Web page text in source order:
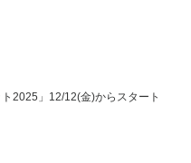
2025」12/12(金)からスタート